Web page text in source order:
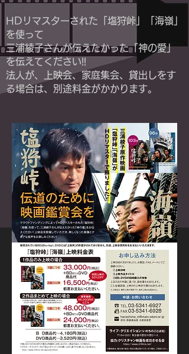
HDリマスターされた「塩狩峠」「海嶺」
を使って
三浦綾子さんが伝えたかった「神の愛」
を伝えてください!!
​法人が、上映会、家庭集会、貸出しをす
る場合は、別途料金がかかります。